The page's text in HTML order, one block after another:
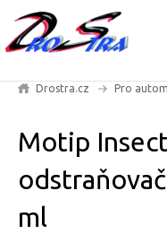
Drostra.cz Pro
Motip
ml